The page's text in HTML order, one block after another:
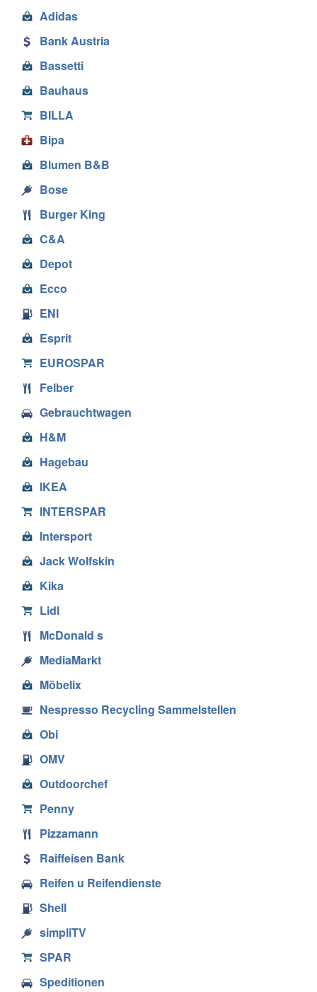
Adidas
Bank Austria
Bassetti
Bauhaus
BILLA
Bipa
Blumen B&B
Bose
Burger King
C&A
Depot
Ecco
ENI
Esprit
EUROSPAR
Felber
Gebrauchtwagen
H&M
Hagebau
IKEA
INTERSPAR
Intersport
Jack Wolfskin
Kika
Lidl
McDonald s
MediaMarkt
Möbelix
Nespresso Recycling Sammelstellen
Obi
OMV
Outdoorchef
Penny
Pizzamann
Raiffeisen Bank
Reifen u Reifendienste
Shell
simpliTV
SPAR
Speditionen